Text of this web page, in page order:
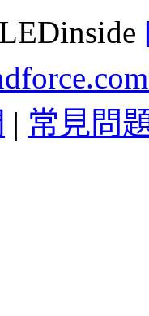
| 常見問